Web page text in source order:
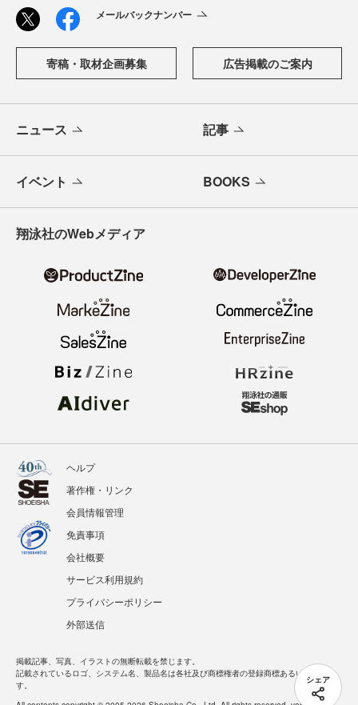
シェア
メールバックナンバー
寄稿・取材企画募集 広告掲載のご案内
ニュース 記事
イベント BOOKS
翔泳社のWebメディア
ヘルプ
著作権・リンク
会員情報管理
免責事項
会社概要
サービス利用規約
プライバシーポリシー
外部送信
掲載記事、写真、イラストの無断転載を禁じます。
記載されているロゴ、システム名、製品名は各社及び商標権者の登録商標あるいは商標で
す。